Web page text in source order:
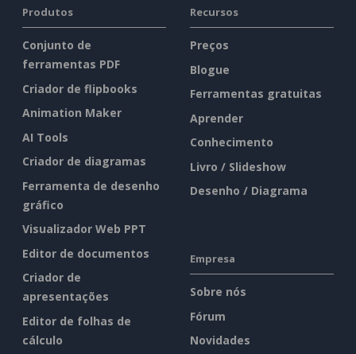
Produtos
Conjunto de
ferramentas PDF
Criador de flipbooks
Animation Maker
AI Tools
Criador de diagramas
Ferramenta de desenho
gráfico
Visualizador Web PPT
Editor de documentos
Criador de
apresentações
Editor de folhas de
cálculo
Recursos
Preços
Blogue
Ferramentas gratuitas
Aprender
Conhecimento
Livro / Slideshow
Desenho / Diagrama
Empresa
Sobre nós
Fórum
Novidades